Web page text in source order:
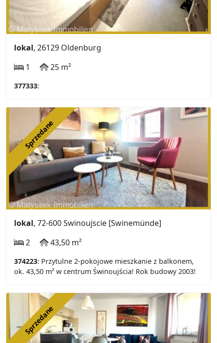
lokal, 26129 Oldenburg
1
25 m²
377333:
Sprzedane
lokal, 72-600 Swinoujscie [Swinemünde]
2
43,50 m²
374223: Przytulne 2-pokojowe mieszkanie z balkonem,
ok. 43,50 m² w centrum Świnoujścia! Rok budowy 2003!
Sprzedane